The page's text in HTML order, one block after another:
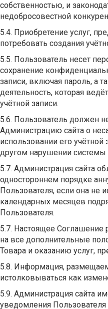
собственностью, и
недобросовестной
5.4. Приобретение услуг,
потребовать создания
5.5. Пользователь несет
сохранение
записи, включая пароль, а
деятельность, которая
учётной записи.
5.6. Пользователь должен
Администрацию сайта о
использовании его
другом нарушении системы
5.7. Администрация сайта
одностороннем порядке
Пользователя, если она не
календарных месяцев
Пользователя.
5.7. Настоящее Соглашение
на все дополнительные
Товара и оказанию услуг,
5.8. Информация,
истолковываться как
5.9. Администрация сайта
уведомления